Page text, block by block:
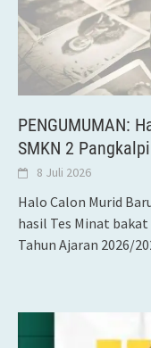
PENGUMUMAN:
SMKN 2
8 Juli 2026
Halo Calon Murid
hasil Tes Minat
Tahun Ajaran 2026/